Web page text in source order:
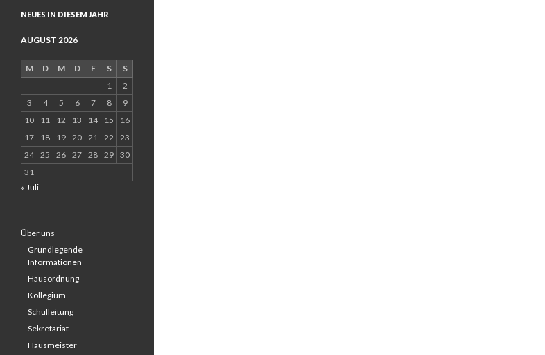
NEUES IN DIESEM JAHR
AUGUST 2026
M D M D F S
S
1
2
3
4 5 6 7 8
9
10
11 12 13 14 15
16
17
18 19 20 21 22
23
24 25 26 27 28 29 30
31
« Juli
Über uns
Grundlegende
Informationen
Hausordnung
Kollegium
Schulleitung
Sekretariat
Hausmeister